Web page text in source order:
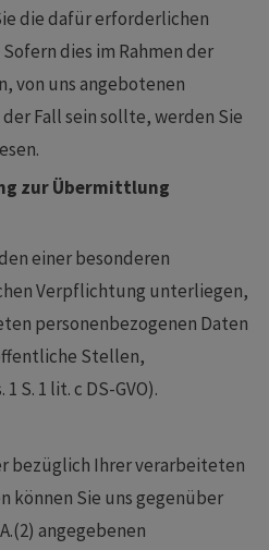
die dafür erforderlichen
dies im Rahmen der
von uns angebotenen
Fall sein sollte, werden Sie
zur Übermittlung
einer besonderen
Verpflichtung unterliegen,
personenbezogenen Daten
Stellen,
S. 1 lit. c DS-GVO).
bezüglich Ihrer verarbeiteten
können Sie uns gegenüber
angegebenen